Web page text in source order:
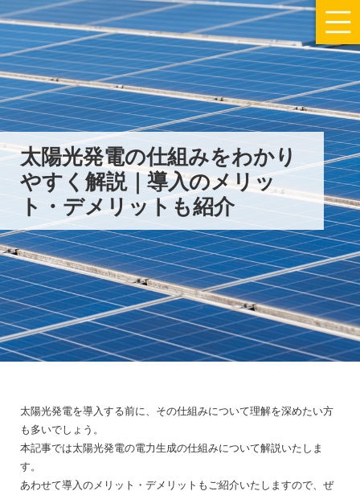
太陽光発電の仕組みをわかり
やすく解説｜導入のメリッ
ト・デメリットも紹介
太陽光発電を導入する前に、その仕組みについて理解を深めたい方
も多いでしょう。
本記事では太陽光発電の電力生成の仕組みについて解説いたしま
す。
あわせて導入のメリット・デメリットもご紹介いたしますので、ぜ